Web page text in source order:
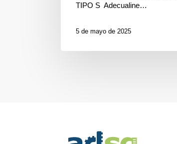
TIPO S Adecualine…
5 de mayo de 2025